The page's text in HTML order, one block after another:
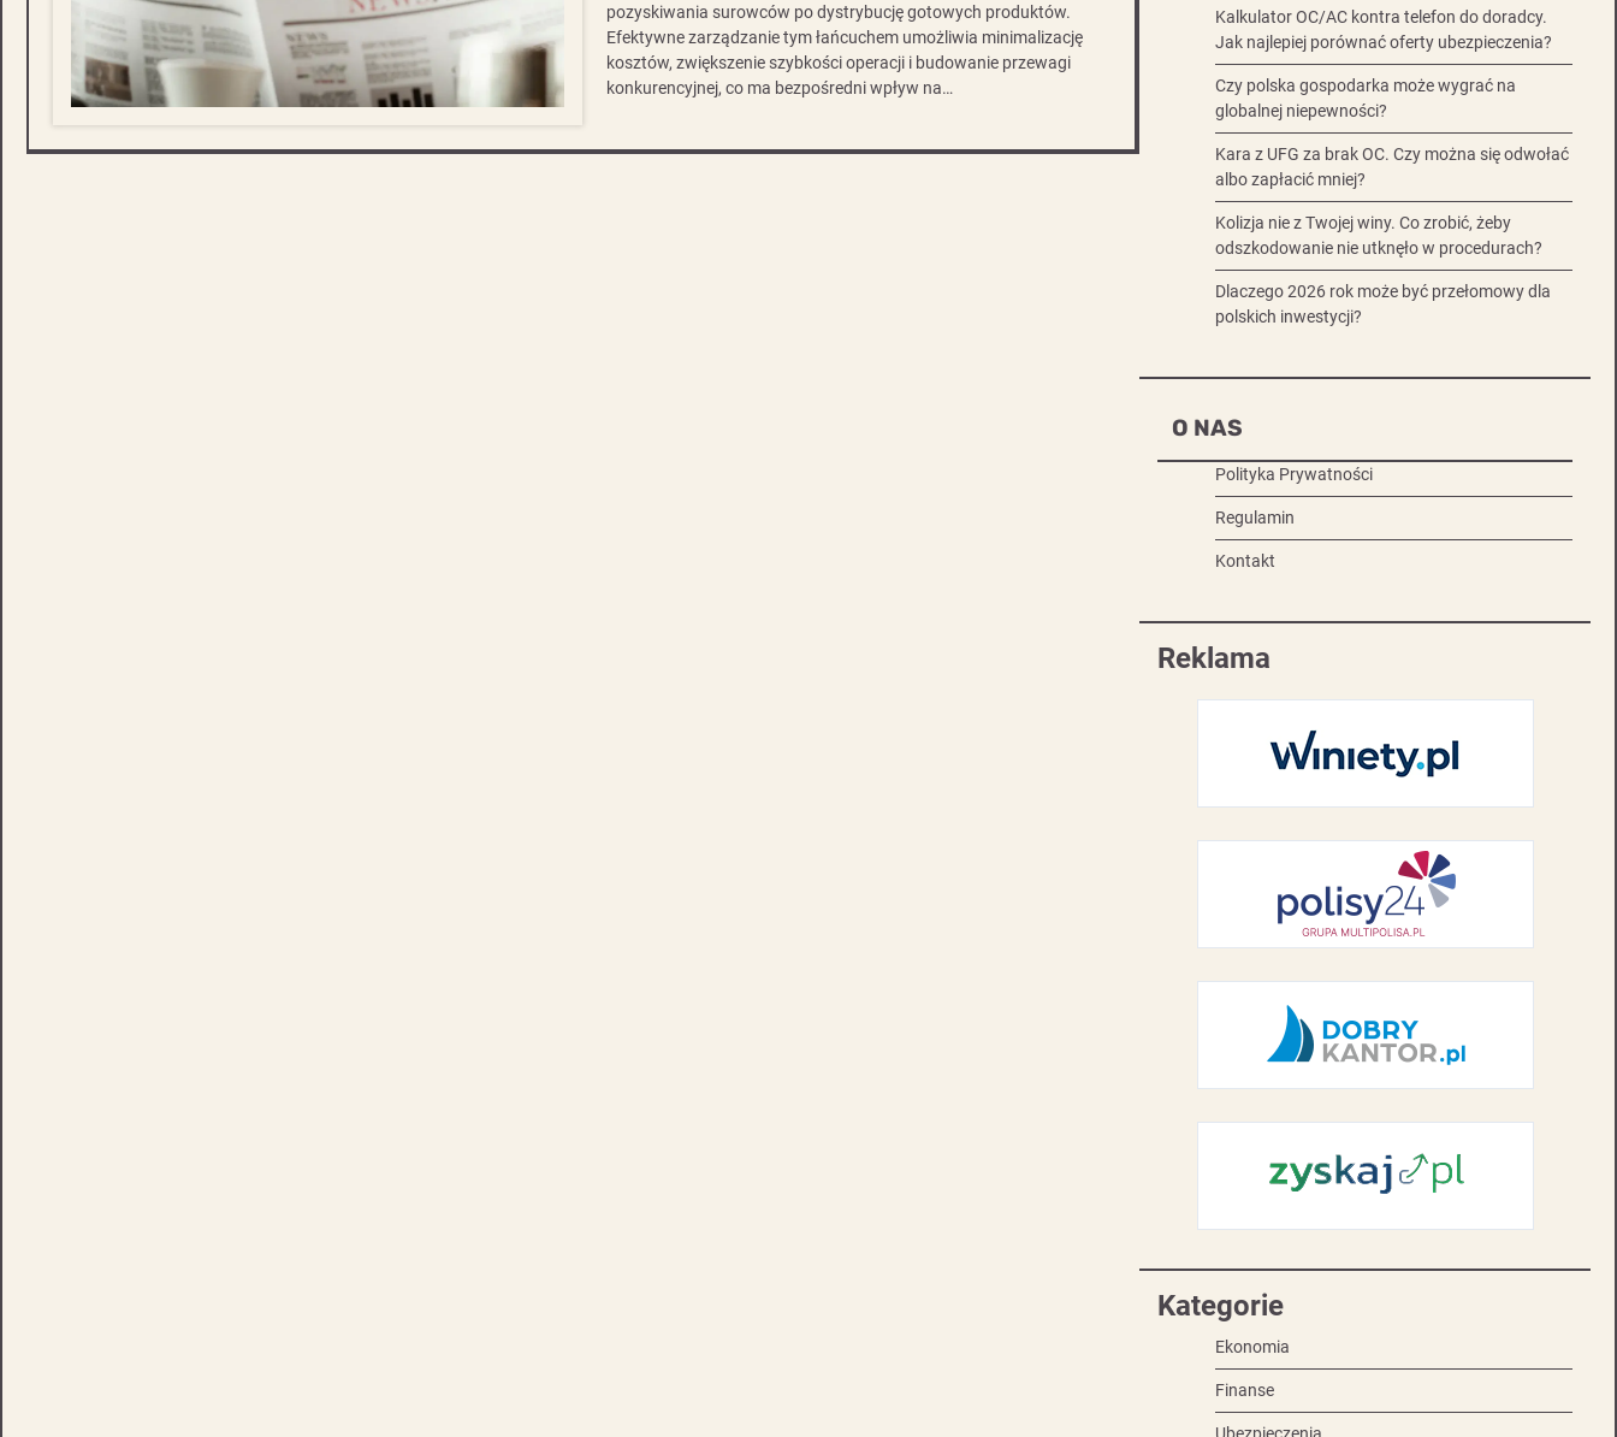
pozyskiwania surowców po dystrybucję gotowych produktów.
Efektywne zarządzanie tym łańcuchem umożliwia minimalizację
kosztów, zwiększenie szybkości operacji i budowanie przewagi
konkurencyjnej, co ma bezpośredni wpływ na…
Kalkulator OC/AC kontra telefon do doradcy.
Jak najlepiej porównać oferty ubezpieczenia?
Czy polska gospodarka może wygrać na
globalnej niepewności?
Kara z UFG za brak OC. Czy można się odwołać
albo zapłacić mniej?
Kolizja nie z Twojej winy. Co zrobić, żeby
odszkodowanie nie utknęło w procedurach?
Dlaczego 2026 rok może być przełomowy dla
polskich inwestycji?
O NAS
Polityka Prywatności
Regulamin
Kontakt
Reklama
Kategorie
Ekonomia
Finanse